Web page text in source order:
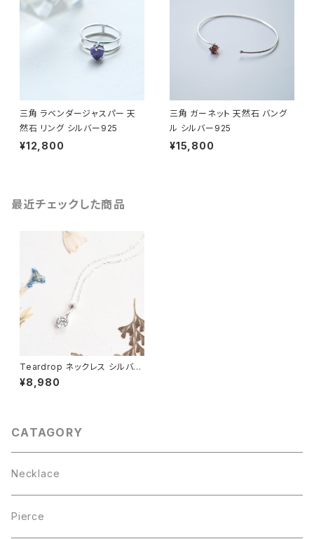
三角 ラベンダージャスパー 天
然石 リング シルバー925
¥12,800
三角 ガーネット 天然石 バング
ル シルバー925
¥15,800
最近チェックした商品
Teardrop ネックレス シルバー
925
¥8,980
CATAGORY
Necklace
Pierce